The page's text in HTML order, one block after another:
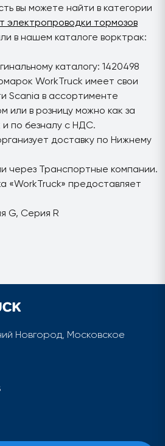
вы можете найти в категории
электропроводки тормозов
в нашем каталоге ворктрак:
каталогу: 1420498
WorkTruck имеет свои
Scania в ассортименте
или в розницу можно как за
по безналу с НДС.
доставку по Нижнему
через Транспортные компании.
«WorkTruck» предоставляет
G, Серия R
Новгород, Московское